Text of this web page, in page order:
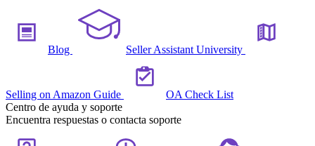
Blog Seller Assistant University
Selling on Amazon Guide
OA Check List
Centro de ayuda y soporte
Encuentra respuestas o contacta soporte